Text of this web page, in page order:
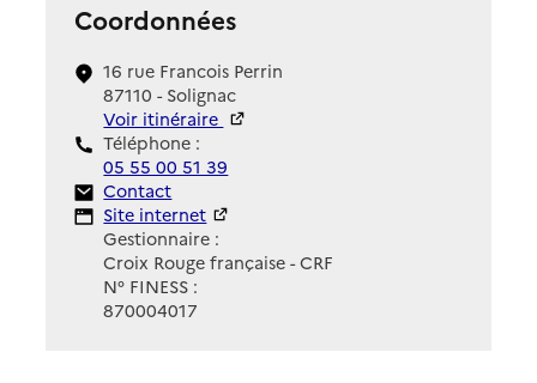
Coordonnées
16 rue Francois Perrin
87110 - Solignac
Voir itinéraire
Téléphone :
05 55 00 51 39
Contact
Contact
Site Internet
Site internet
Gestionnaire :
Croix Rouge française - CRF
N° FINESS :
870004017